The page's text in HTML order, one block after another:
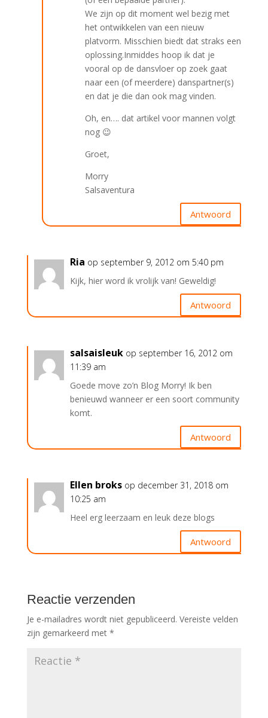
We zijn op dit moment wel bezig met
het ontwikkelen van een nieuw
platvorm. Misschien biedt dat straks een
oplossing.Inmiddes hoop ik dat je
vooral op de dansvloer op zoek gaat
naar een (of meerdere) danspartner(s)
en dat je die dan ook mag vinden.
Oh, en…. dat artikel voor mannen volgt
nog 😉
Groet,
Morry
Salsaventura
Antwoord
Ria op september 9, 2012 om 5:40 pm
Kijk, hier word ik vrolijk van! Geweldig!
Antwoord
salsaisleuk op september 16, 2012 om
11:39 am
Goede move zo’n Blog Morry! Ik ben
benieuwd wanneer er een soort community
komt.
Antwoord
Ellen broks op december 31, 2018 om
10:25 am
Heel erg leerzaam en leuk deze blogs
Antwoord
Reactie verzenden
Je e-mailadres wordt niet gepubliceerd. Vereiste velden
zijn gemarkeerd met *